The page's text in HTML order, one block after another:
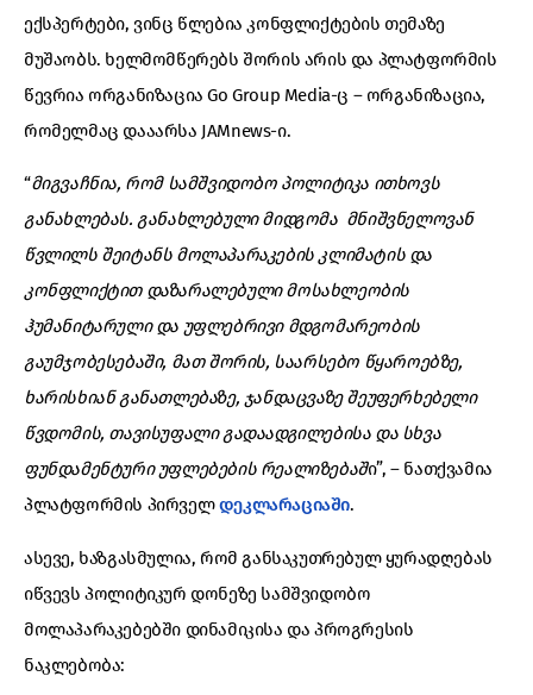
ექსპერტები, ვინც წლებია კონფლიქტების თემაზე
მუშაობს. ხელმომწერებს შორის არის და პლატფორმის
წევრია ორგანიზაცია Go Group Media-ც – ორგანიზაცია,
რომელმაც დააარსა JAMnews-ი.
“მიგვაჩნია, რომ სამშვიდობო პოლიტიკა ითხოვს
განახლებას. განახლებული მიდგომა მნიშვნელოვან
წვლილს შეიტანს მოლაპარაკების კლიმატის და
კონფლიქტით დაზარალებული მოსახლეობის
ჰუმანიტარული და უფლებრივი მდგომარეობის
გაუმჯობესებაში, მათ შორის, საარსებო წყაროებზე,
ხარისხიან განათლებაზე, ჯანდაცვაზე შეუფერხებელი
წვდომის, თავისუფალი გადაადგილებისა და სხვა
ფუნდამენტური უფლებების რეალიზებაში”, – ნათქვამია
პლატფორმის პირველდეკლარაციაში.
ასევე, ხაზგასმულია, რომ განსაკუთრებულ ყურადღებას
იწვევს პოლიტიკურ დონეზე სამშვიდობო
მოლაპარაკებებში დინამიკისა და პროგრესის
ნაკლებობა: